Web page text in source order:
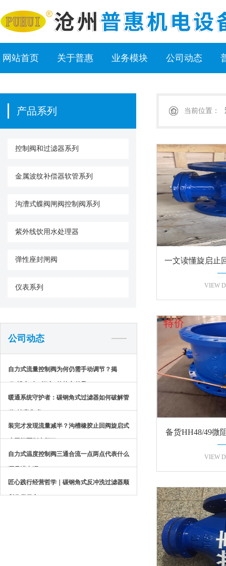
网站首页 关于普惠 业务模块 公司动态
产品系列
控制阀和过滤器系列
金属波纹补偿器软管系列
沟漕式蝶阀闸阀控制阀系列
紫外线饮用水处理器
弹性座封闸阀
仪表系列
公司动态
自力式流量控制阀为何仍需手动调节？揭
秘“设定”与“恒定”的核心差异
暖通系统守护者：碳钢角式过滤器如何破解管
道“堵塞焦虑”？
装完才发现流量减半？沟槽橡胶止回阀旋启式
止回阀区别太坏了
自力式温度控制阀三通合流一点两点代表什么
哪是进出呢？
匠心践行经营哲学｜碳钢角式反冲洗过滤器顺
利发货保定
当前位置：
一文读懂旋启止
密封
VIEW
备货HH48/49微
DN1000口
VIEW